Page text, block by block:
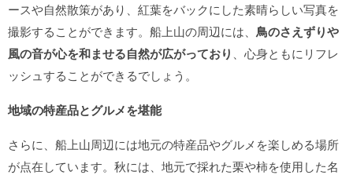
ースや自然散策があり、紅葉をバックにした素晴らしい写真を
撮影することができます。船上山の周辺には、 鳥のさえずりや
風の音が心を和ませる自然が広がっており
、心身ともにリフレ
ッシュすることができるでしょう。
地域の特産品とグルメを堪能
さらに、船上山周辺には地元の特産品やグルメを楽しめる場所
が点在しています。秋には、地元で採れた栗や柿を使用した名